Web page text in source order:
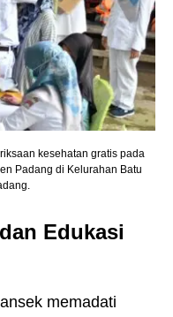
kesehatan gratis pada
Padang di Kelurahan Batu
Edukasi
memadati